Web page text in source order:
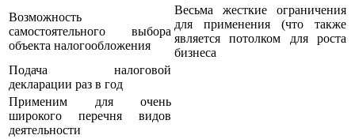
Возможность
самостоятельного выбора
объекта налогообложения
Весьма жесткие ограничения
для применения (что также
является потолком для роста
бизнеса
Подача налоговой
декларации раз в год
Применим для очень
широкого перечня видов
деятельности